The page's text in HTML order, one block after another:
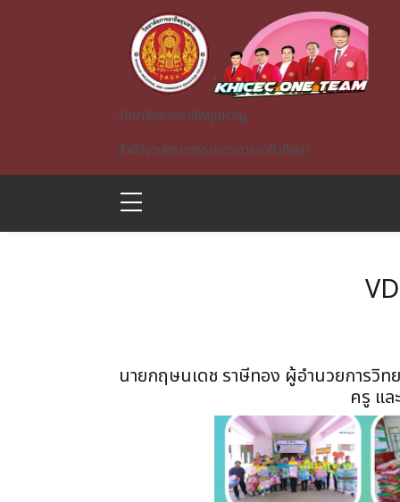
วิทยาลัยการอาชีพขุนหาญ
สำนักงานคณะกรรมการการอาชีวศึกษา
นายกฤษนเดช ราษีทอง ผู้อำนวยการวิ
ครู แล